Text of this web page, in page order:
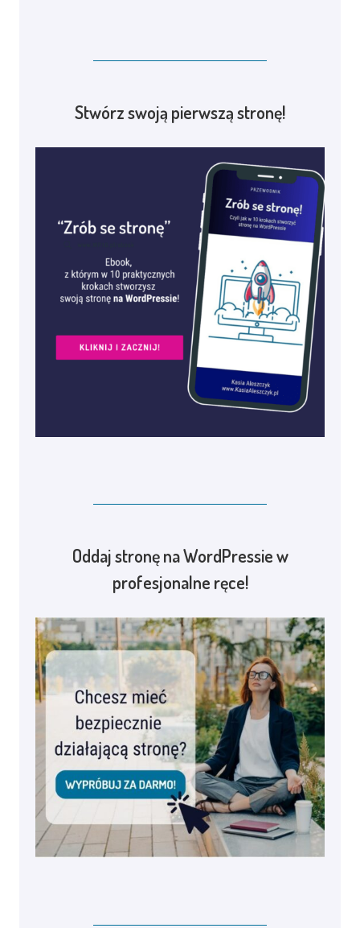
Stwórz swoją pierwszą stronę!
Oddaj stronę na WordPressie w
profesjonalne ręce!